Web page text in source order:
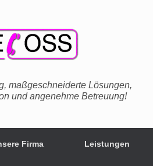
maßgeschneiderte Lösungen,
und angenehme Betreuung!
Firma Leistungen